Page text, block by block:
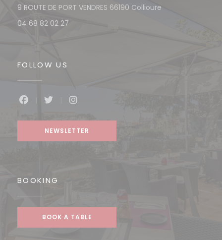
9 ROUTE DE PORT VENDRES 66190 Collioure
04 68 82 02 27
FOLLOW US
Facebook ((opens in a new window))
NEWSLETTER
BOOKING
BOOK A TABLE